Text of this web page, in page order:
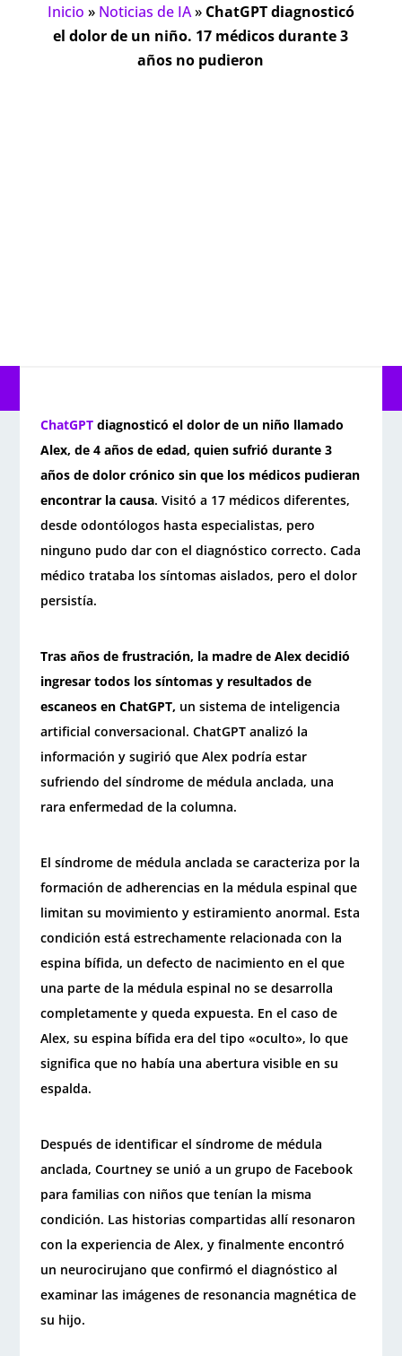
Inicio » Noticias de IA» ChatGPT diagnosticó
el dolor de un niño. 17 médicos durante 3
años no pudieron
ChatGPTdiagnosticó el dolor de un niño llamado
Alex, de 4 años de edad, quien sufrió durante 3
años de dolor crónico sin que los médicos pudieran
encontrar la causa. Visitó a 17 médicos diferentes,
desde odontólogos hasta especialistas, pero
ninguno pudo dar con el diagnóstico correcto. Cada
médico trataba los síntomas aislados, pero el dolor
persistía.
Tras años de frustración, la madre de Alex decidió
ingresar todos los síntomas y resultados de
escaneos en ChatGPT, un sistema de inteligencia
artificial conversacional. ChatGPT analizó la
información y sugirió que Alex podría estar
sufriendo del síndrome de médula anclada, una
rara enfermedad de la columna.
El síndrome de médula anclada se caracteriza por la
formación de adherencias en la médula espinal que
limitan su movimiento y estiramiento anormal. Esta
condición está estrechamente relacionada con la
espina bífida, un defecto de nacimiento en el que
una parte de la médula espinal no se desarrolla
completamente y queda expuesta. En el caso de
Alex, su espina bífida era del tipo «oculto», lo que
significa que no había una abertura visible en su
espalda.
Después de identificar el síndrome de médula
anclada, Courtney se unió a un grupo de Facebook
para familias con niños que tenían la misma
condición. Las historias compartidas allí resonaron
con la experiencia de Alex, y finalmente encontró
un neurocirujano que confirmó el diagnóstico al
examinar las imágenes de resonancia magnética de
su hijo.